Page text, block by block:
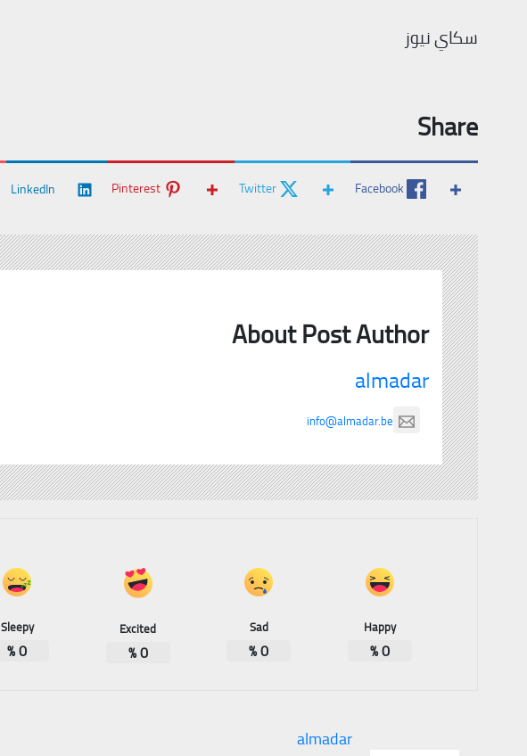
سكاي نيوز
Share
Facebook
Twitter
Pinterest
LinkedIn
About Post Author
almadar
info@almadar.be
Happy
0
%
Sad
0
%
Excited
0
%
Sleepy
0
%
almadar